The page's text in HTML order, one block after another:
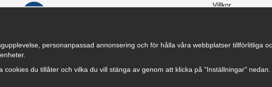
Villkor
personanpassad annonsering och för hålla våra webbplatser tillförlitliga
du tillåter och vilka du vill stänga av genom att klicka på "Inställningar" nedan.